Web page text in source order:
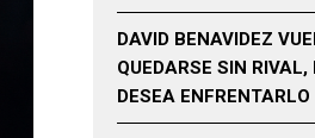
DAVID BENAVIDEZ
QUEDARSE SIN RIVAL,
DESEA ENFRENTARLO